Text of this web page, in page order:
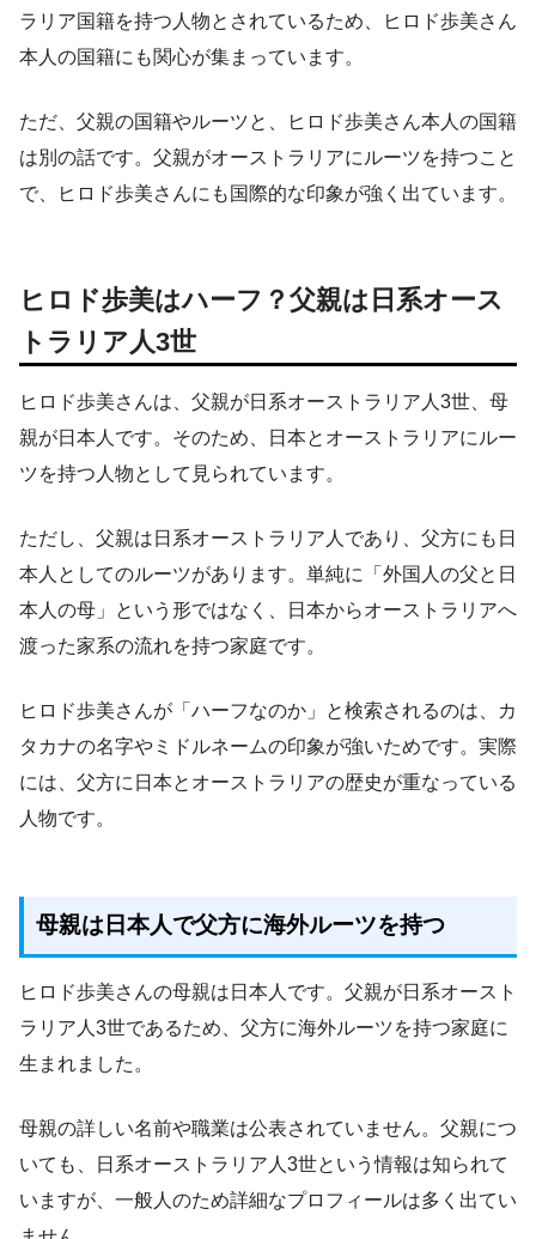
ラリア国籍を持つ人物とされているため、ヒロド歩美さん
本人の国籍にも関心が集まっています。
ただ、父親の国籍やルーツと、ヒロド歩美さん本人の国籍
は別の話です。父親がオーストラリアにルーツを持つこと
で、ヒロド歩美さんにも国際的な印象が強く出ています。
ヒロド歩美はハーフ？父親は日系オース
トラリア人3世
ヒロド歩美さんは、父親が日系オーストラリア人3世、母
親が日本人です。そのため、日本とオーストラリアにルー
ツを持つ人物として見られています。
ただし、父親は日系オーストラリア人であり、父方にも日
本人としてのルーツがあります。単純に「外国人の父と日
本人の母」という形ではなく、日本からオーストラリアへ
渡った家系の流れを持つ家庭です。
ヒロド歩美さんが「ハーフなのか」と検索されるのは、カ
タカナの名字やミドルネームの印象が強いためです。実際
には、父方に日本とオーストラリアの歴史が重なっている
人物です。
母親は日本人で父方に海外ルーツを持つ
ヒロド歩美さんの母親は日本人です。父親が日系オースト
ラリア人3世であるため、父方に海外ルーツを持つ家庭に
生まれました。
母親の詳しい名前や職業は公表されていません。父親につ
いても、日系オーストラリア人3世という情報は知られて
いますが、一般人のため詳細なプロフィールは多く出てい